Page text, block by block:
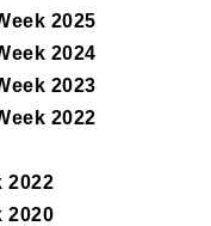
2025
2024
2023
2022
2022
2020